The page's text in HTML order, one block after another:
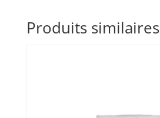
Produits similaires